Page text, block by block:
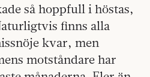
så hoppfull i höstas,
finns alla
kvar, men
motståndare har